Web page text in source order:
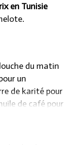
en Tunisie
du matin
un
de karité pour
de café pour
d’énergie et de